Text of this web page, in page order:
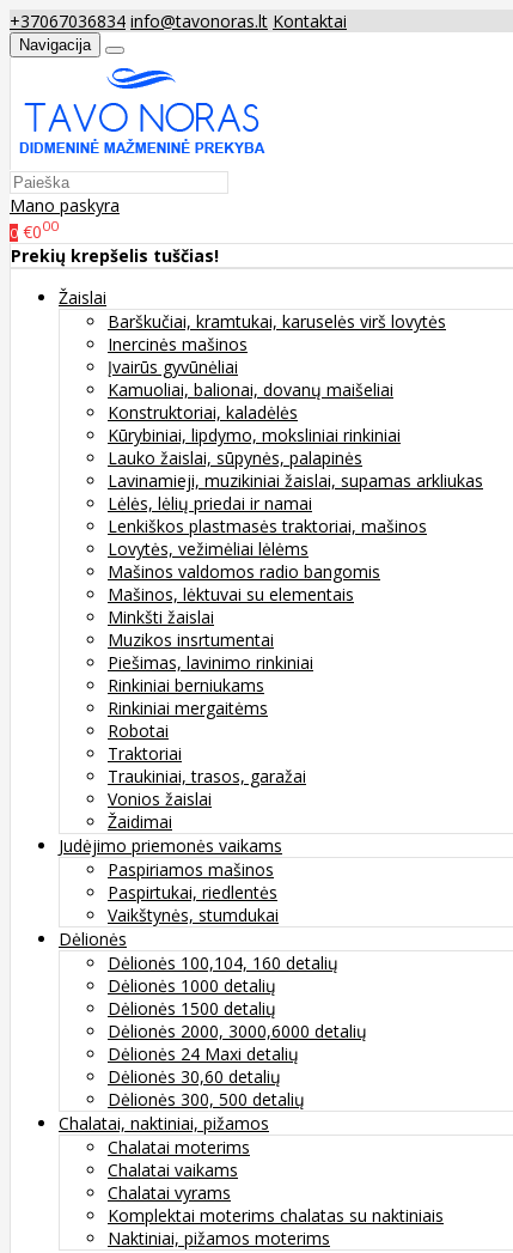
+37067036834 info@tavonoras.lt Kontaktai
Navigacija
Mano paskyra
0 €000
Prekių krepšelis tuščias!
Žaislai
Barškučiai, kramtukai, karuselės virš lovytės
Inercinės mašinos
Įvairūs gyvūnėliai
Kamuoliai, balionai, dovanų maišeliai
Konstruktoriai, kaladėlės
Kūrybiniai, lipdymo, moksliniai rinkiniai
Lauko žaislai, sūpynės, palapinės
Lavinamieji, muzikiniai žaislai, supamas arkliukas
Lėlės, lėlių priedai ir namai
Lenkiškos plastmasės traktoriai, mašinos
Lovytės, vežimėliai lėlėms
Mašinos valdomos radio bangomis
Mašinos, lėktuvai su elementais
Minkšti žaislai
Muzikos insrtumentai
Piešimas, lavinimo rinkiniai
Rinkiniai berniukams
Rinkiniai mergaitėms
Robotai
Traktoriai
Traukiniai, trasos, garažai
Vonios žaislai
Žaidimai
Judėjimo priemonės vaikams
Paspiriamos mašinos
Paspirtukai, riedlentės
Vaikštynės, stumdukai
Dėlionės
Dėlionės 100,104, 160 detalių
Dėlionės 1000 detalių
Dėlionės 1500 detalių
Dėlionės 2000, 3000,6000 detalių
Dėlionės 24 Maxi detalių
Dėlionės 30,60 detalių
Dėlionės 300, 500 detalių
Chalatai, naktiniai, pižamos
Chalatai moterims
Chalatai vaikams
Chalatai vyrams
Komplektai moterims chalatas su naktiniais
Naktiniai, pižamos moterims